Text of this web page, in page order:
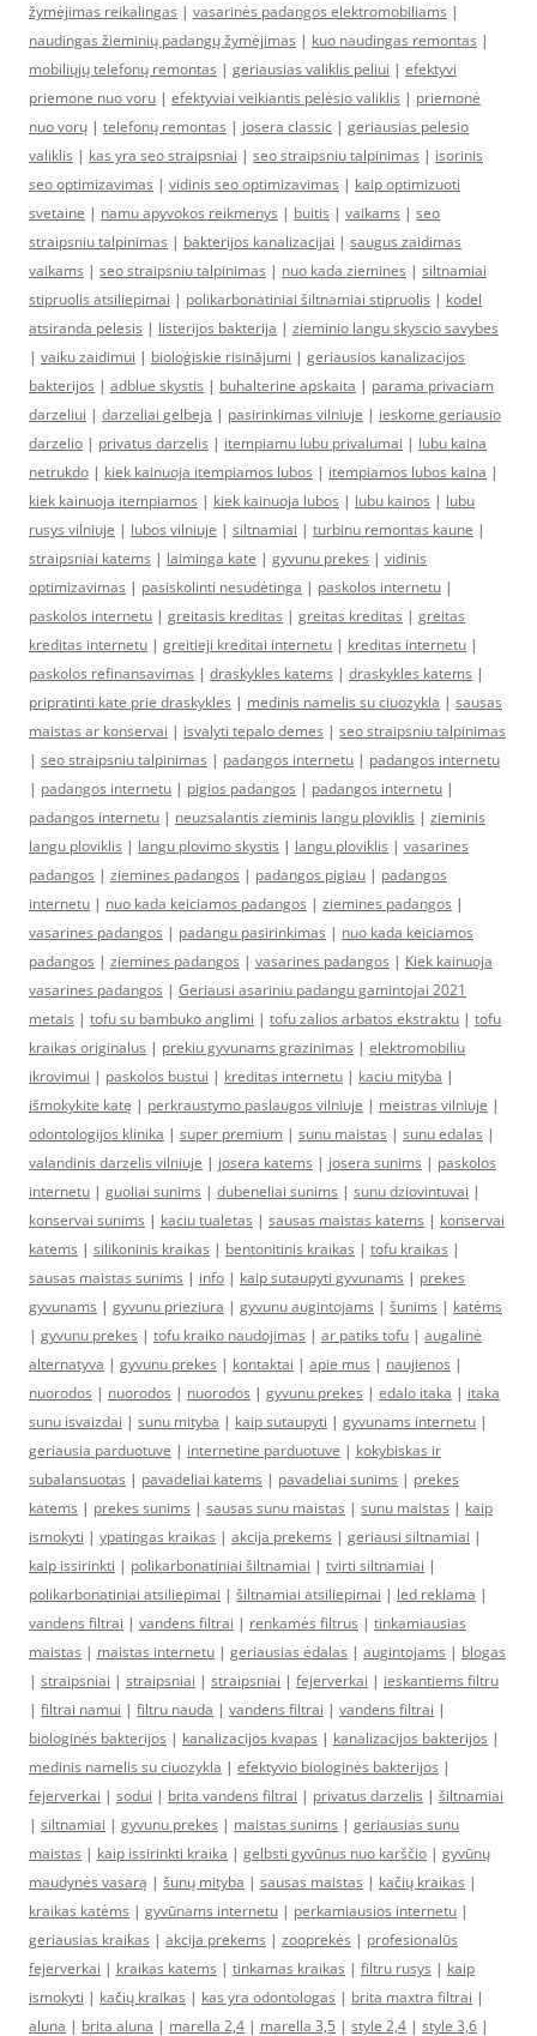
žymėjimas reikalingas | vasarinės padangos elektromobiliams |
naudingas žieminių padangų žymėjimas | kuo naudingas remontas |
mobiliųjų telefonų remontas | geriausias valiklis peliui | efektyvi
priemone nuo voru | efektyviai veikiantis pelėsio valiklis | priemonė
nuo vorų | telefonų remontas | josera classic | geriausias pelesio
valiklis | kas yra seo straipsniai | seo straipsniu talpinimas | isorinis
seo optimizavimas | vidinis seo optimizavimas | kaip optimizuoti
svetaine | namu apyvokos reikmenys | buitis | vaikams | seo
straipsniu talpinimas | bakterijos kanalizacijai | saugus zaidimas
vaikams | seo straipsniu talpinimas | nuo kada ziemines | siltnamiai
stipruolis atsiliepimai | polikarbonatiniai šiltnamiai stipruolis | kodel
atsiranda pelesis | listerijos bakterija | zieminio langu skyscio savybes
| vaiku zaidimui | bioloģiskie risinājumi | geriausios kanalizacijos
bakterijos | adblue skystis | buhalterine apskaita | parama privaciam
darzeliui | darzeliai gelbeja | pasirinkimas vilniuje | ieskome geriausio
darzelio | privatus darzelis | itempiamu lubu privalumai | lubu kaina
netrukdo | kiek kainuoja itempiamos lubos | itempiamos lubos kaina |
kiek kainuoja itempiamos | kiek kainuoja lubos | lubu kainos | lubu
rusys vilniuje | lubos vilniuje | siltnamiai | turbinu remontas kaune |
straipsniai katems | laiminga kate | gyvunu prekes | vidinis
optimizavimas | pasiskolinti nesudėtinga | paskolos internetu |
paskolos internetu | greitasis kreditas | greitas kreditas | greitas
kreditas internetu | greitieji kreditai internetu | kreditas internetu |
paskolos refinansavimas | draskykles katems | draskykles katems |
pripratinti kate prie draskykles | medinis namelis su ciuozykla | sausas
maistas ar konservai | isvalyti tepalo demes | seo straipsniu talpinimas
| seo straipsniu talpinimas | padangos internetu | padangos internetu
| padangos internetu | pigios padangos | padangos internetu |
padangos internetu | neuzsalantis zieminis langu ploviklis | zieminis
langu ploviklis | langu plovimo skystis | langu ploviklis | vasarines
padangos | ziemines padangos | padangos pigiau | padangos
internetu | nuo kada keiciamos padangos | ziemines padangos |
vasarines padangos | padangu pasirinkimas | nuo kada keiciamos
padangos | ziemines padangos | vasarines padangos | Kiek kainuoja
vasarines padangos | Geriausi asariniu padangu gamintojai 2021
metais | tofu su bambuko anglimi | tofu zalios arbatos ekstraktu | tofu
kraikas originalus | prekiu gyvunams grazinimas | elektromobiliu
ikrovimui | paskolos bustui | kreditas internetu | kaciu mityba |
išmokykite katę | perkraustymo paslaugos vilniuje | meistras vilniuje |
odontologijos klinika | super premium | sunu maistas | sunu edalas |
valandinis darzelis vilniuje | josera katems | josera sunims | paskolos
internetu | guoliai sunims | dubeneliai sunims | sunu dziovintuvai |
konservai sunims | kaciu tualetas | sausas maistas katems | konservai
katems | silikoninis kraikas | bentonitinis kraikas | tofu kraikas |
sausas maistas sunims | info | kaip sutaupyti gyvunams | prekes
gyvunams | gyvunu prieziura | gyvunu augintojams | šunims | katėms
| gyvunu prekes | tofu kraiko naudojimas | ar patiks tofu | augalinė
alternatyva | gyvunu prekes | kontaktai | apie mus | naujienos |
nuorodos | nuorodos | nuorodos | gyvunu prekes | edalo itaka | itaka
sunu isvaizdai | sunu mityba | kaip sutaupyti | gyvunams internetu |
geriausia parduotuve | internetine parduotuve | kokybiskas ir
subalansuotas | pavadeliai katems | pavadeliai sunims | prekes
katems | prekes sunims | sausas sunu maistas | sunu maistas | kaip
ismokyti | ypatingas kraikas | akcija prekems | geriausi siltnamiai |
kaip issirinkti | polikarbonatiniai šiltnamiai | tvirti siltnamiai |
polikarbonatiniai atsiliepimai | šiltnamiai atsiliepimai | led reklama |
vandens filtrai | vandens filtrai | renkamės filtrus | tinkamiausias
maistas | maistas internetu | geriausias ėdalas | augintojams | blogas
| straipsniai | straipsniai | straipsniai | fejerverkai | ieskantiems filtru
| filtrai namui | filtru nauda | vandens filtrai | vandens filtrai |
biologinės bakterijos | kanalizacijos kvapas | kanalizacijos bakterijos |
medinis namelis su ciuozykla | efektyvio biologinės bakterijos |
fejerverkai | sodui | brita vandens filtrai | privatus darzelis | šiltnamiai
| siltnamiai | gyvunu prekes | maistas sunims | geriausias sunu
maistas | kaip issirinkti kraika | gelbsti gyvūnus nuo karščio | gyvūnų
maudynės vasarą | šunų mityba | sausas maistas | kačių kraikas |
kraikas katėms | gyvūnams internetu | perkamiausios internetu |
geriausias kraikas | akcija prekems | zooprekės | profesionalūs
fejerverkai | kraikas katems | tinkamas kraikas | filtru rusys | kaip
ismokyti | kačių kraikas | kas yra odontologas | brita maxtra filtrai |
aluna | brita aluna | marella 2,4 | marella 3,5 | style 2,4 | style 3,6 |